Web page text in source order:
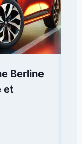
Berline
et